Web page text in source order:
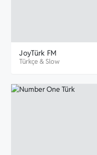
JoyTürk FM
Türkçe& Slow